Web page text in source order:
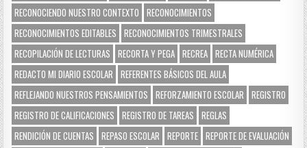
RECONOCIENDO NUESTRO CONTEXTO
RECONOCIMIENTOS
RECONOCIMIENTOS EDITABLES
RECONOCIMIENTOS TRIMESTRALES
RECOPILACIÓN DE LECTURAS
RECORTA Y PEGA RECREA RECTA NUMÉRICA
REDACTO MI DIARIO ESCOLAR
REFERENTES BÁSICOS DEL AULA
REFLEJANDO NUESTROS PENSAMIENTOS
REFORZAMIENTO ESCOLAR
REGISTRO
REGISTRO DE CALIFICACIONES
REGISTRO DE TAREAS
REGLAS
RENDICIÓN DE CUENTAS
REPASO ESCOLAR REPORTE REPORTE DE EVALUACIÓN